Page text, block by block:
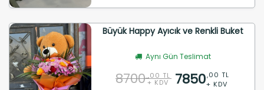
Büyük Happy Ayıcık ve Renkli Buket
Aynı Gün Teslimat
8700 ,00 TL
+ KDV 7850,00 TL
+ KDV